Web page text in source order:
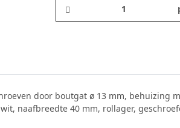
door boutgat ø 13 mm, behuizing
naafbreedte 40 mm, rollager,